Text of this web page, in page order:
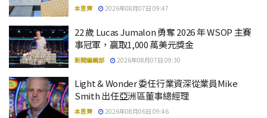
本思齊 2026年08月07日 09:47
22 歲 Lucas Jumalon 勇奪 2026 年 WSOP 主賽
事冠軍，贏取1,000 萬美元獎金
新聞編輯部 2026年08月07日 09:30
Light & Wonder 委任行業資深從業員Mike
Smith 出任亞洲區董事總經理
本思齊 2026年08月06日 09:46